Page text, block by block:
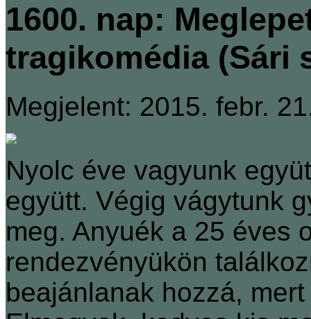
1600. nap:
tragikomédia (Sári
Megjelent: 2015. febr.
Nyolc éve vagyunk
együtt. Végig vágytunk
meg. Anyuék a 25 éves
rendezvényükön
beajánlanak hozzá,